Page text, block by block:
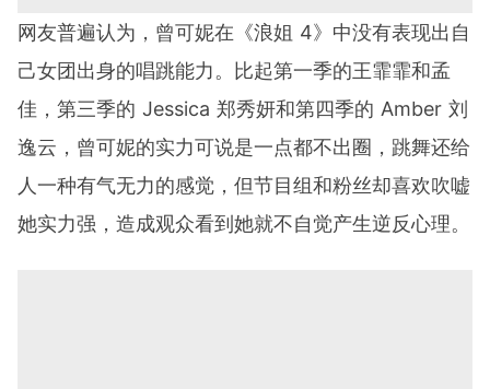
网友普遍认为，曾可妮在《浪姐 4》中没有表现出自
己女团出身的唱跳能力。比起第一季的王霏霏和孟
佳，第三季的 Jessica 郑秀妍和第四季的 Amber 刘
逸云，曾可妮的实力可说是一点都不出圈，跳舞还给
人一种有气无力的感觉，但节目组和粉丝却喜欢吹嘘
她实力强，造成观众看到她就不自觉产生逆反心理。